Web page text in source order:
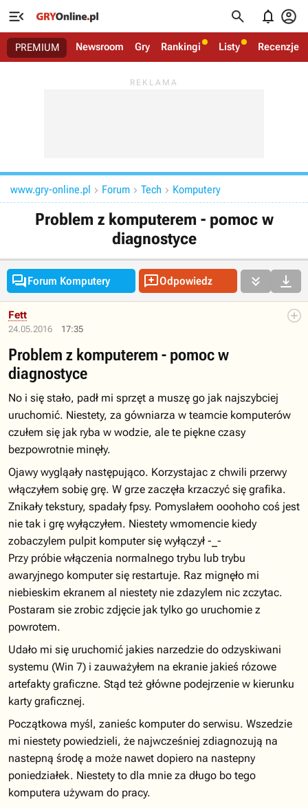
   
PREMIUM Newsroom Gry Rankingi Listy Recenzje
www.gry-online.pl  Forum  Tech  Komputery
Problem z komputerem - pomoc w
diagnostyce
Forum Komputery Odpowiedz  
24.05.2016 17:35
Fett
Problem z komputerem - pomoc w
diagnostyce
No i się stało, padł mi sprzęt a muszę go jak najszybciej
uruchomić. Niestety, za gówniarza w teamcie komputerów
czułem się jak ryba w wodzie, ale te piękne czasy
bezpowrotnie minęły.
Ojawy wygląały następująco. Korzystajac z chwili przerwy
włączyłem sobię grę. W grze zaczęła krzaczyć się grafika.
Znikały tekstury, spadały fpsy. Pomyslałem ooohoho coś jest
nie tak i grę wyłączyłem. Niestety wmomencie kiedy
zobaczylem pulpit komputer się wyłączył -_-
Przy próbie włączenia normalnego trybu lub trybu
awaryjnego komputer się restartuje. Raz mignęło mi
niebieskim ekranem al niestety nie zdazylem nic zczytac.
Postaram sie zrobic zdjęcie jak tylko go uruchomie z
powrotem.
Udało mi się uruchomić jakies narzedzie do odzyskiwani
systemu (Win 7) i zauważyłem na ekranie jakieś rózowe
artefakty graficzne. Stąd też główne podejrzenie w kierunku
karty graficznej.
Początkowa myśl, zanieśc komputer do serwisu. Wszedzie
mi niestety powiedzieli, że najwcześniej zdiagnozują na
nastepną środę a może nawet dopiero na nastepny
poniedziałek. Niestety to dla mnie za długo bo tego
komputera używam do pracy.